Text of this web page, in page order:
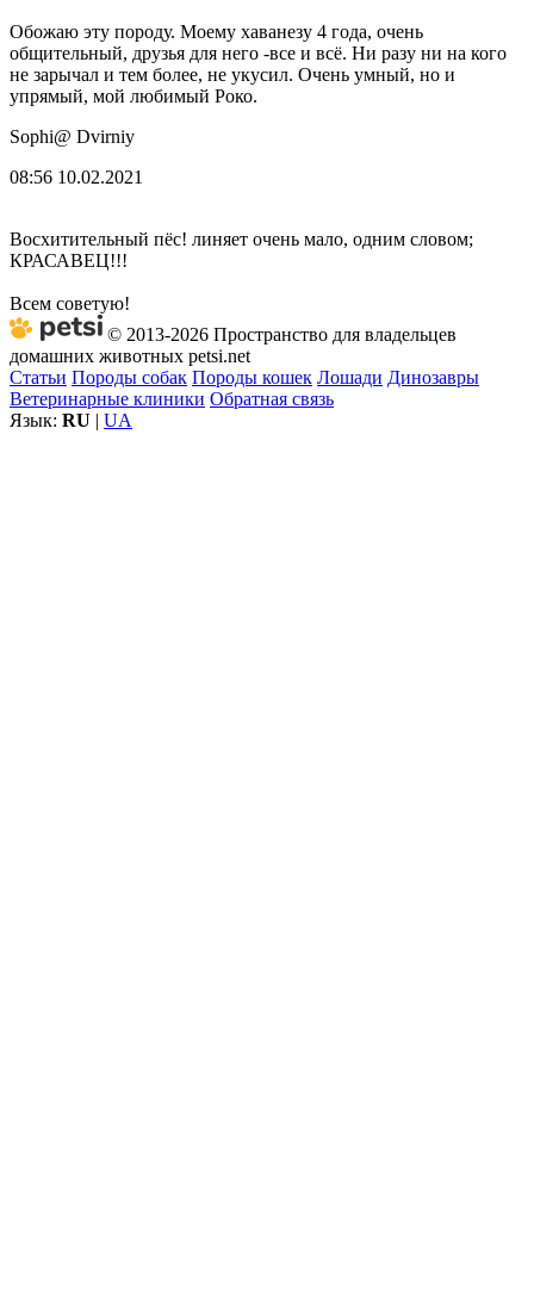
Обожаю эту породу. Моему хаванезу 4 года, очень
общительный, друзья для него -все и всё. Ни разу ни на кого
не зарычал и тем более, не укусил. Очень умный, но и
упрямый, мой любимый Роко.
Sophi@ Dvirniy
08:56 10.02.2021
Восхитительный пёс! линяет очень мало, одним словом;
КРАСАВЕЦ!!!
Всем советую!
© 2013-2026 Пространство для владельцев
домашних животных petsi.net
Статьи Породы собак Породы кошек Лошади Динозавры
Ветеринарные клиники Обратная связь
Язык: RU UA